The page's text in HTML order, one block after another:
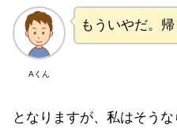
Aくん
もういやだ。帰
となりますが、私はそうな